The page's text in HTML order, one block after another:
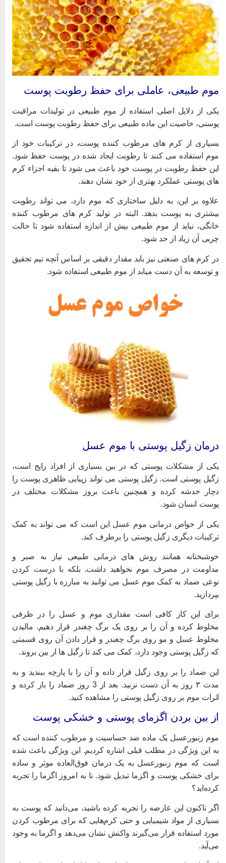
طبیعی، عاملی برای حفظ رطوبت پوست
از دلایل اصلی استفاده از موم طبیعی در تولیدات مراقبت
خاصیت این ماده طبیعی برای حفظ رطوبت پوست است.
از کرم های مرطوب کننده پوست، در ترکیبات خود از
استفاده می کنند تا رطوبت ایجاد شده در پوست حفظ شود.
حفظ رطوبت در پوست خود باعث می شود تا بقیه اجزاء کرم
پوستی عملکرد بهتری از خود نشان دهند.
بر این، به دلیل ساختاری که موم دارد، می تواند رطوبت
به پوست بدهد. البته در تولید کرم های مرطوب کننده
نباید از موم طبیعی بیش از اندازه استفاده شود تا حالت
آن زیاد از حد شود.
کرم های صنعتی نیز باید مقدار دقیقی بر اساس آنچه تیم تحقیق
توسعه به آن دست میابد از موم طبیعی استفاده شود.
زگیل پوستی با موم عسل
از مشکلات پوستی که در بین بسیاری از افراد رایج است،
پوستی است. زگیل پوستی می تواند زیبایی ظاهری پوست را
خدشه کرده و همچنین باعث بروز مشکلات مختلف در
انسان شود.
از خواص درمانی موم عسل این است که می تواند به کمک
دیگری زگیل پوستی را برطرف کند.
همانند روش های درمانی طبیعی نیاز به صبر و
در مصرف موم نخواهید داشت. بلکه با درست کردن
ضماد به کمک موم عسل می توانید به مبارزه با زگیل پوستی
این کار کافی است مقداری موم و عسل را در ظرفی
کرده و آن را بر روی یک برگ چغندر قرار دهیم. مالیدن
عسل و مو روی برگ چغندر و قرار دادن آن روی قسمتی
زگیل پوستی وجود دارد، کمک می کند تا زگیل ها از بین بروند.
ضماد را بر روی زگیل قرار داده و آن را با پارچه ببندید و به
مدت ۳ روز به آن دست نزنید. بعد از 3 روز ضماد را باز کرده و
موم بر روی زگیل پوستی را مشاهده کنید.
بین بردن اگزمای پوستی و خشکی پوست
زنبورعسل یک ماده ضد حساسیت و مرطوب کننده است که
این ویژگی در مطلب قبلی اشاره کردیم. این ویژگی باعث شده
که موم زنبورعسل به یک درمان فوق‌العاده موثر و ساده
خشکی پوست و اگزما تبدیل شود. تا به امروز اگزما را تجربه
تاکنون این عارضه را تجربه کرده باشید، می‌دانید که پوست به
از مواد شیمیایی و حتی کرم‌هایی که برای مرطوب کردن
استفاده قرار می‌گیرند واکنش نشان می‌دهد و اگزما به وجود